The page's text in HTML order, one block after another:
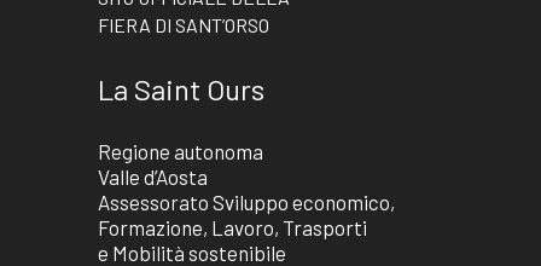
FIERA DI SANT’ORSO
La Saint Ours
Regione autonoma
Valle d’Aosta
Assessorato Sviluppo economico,
Formazione, Lavoro, Trasporti
e Mobilità sostenibile